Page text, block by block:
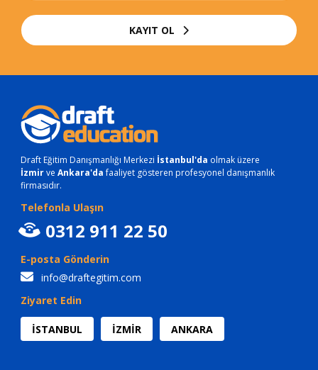
KAYIT OL
Draft Eğitim Danışmanlığı Merkezi İstanbul'da olmak üzere
İzmirve Ankara'dafaaliyet gösteren profesyonel danışmanlık
firmasıdır.
Telefonla Ulaşın
0312 911 22 50
E-posta Gönderin
info@draftegitim.com
Ziyaret Edin
İSTANBUL İZMİR ANKARA